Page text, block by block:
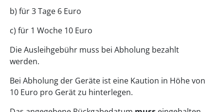
b) für 3 Tage 6 Euro
c) für 1 Woche 10 Euro
Die Ausleihgebühr muss bei Abholung bezahlt
werden.
Bei Abholung der Geräte ist eine Kaution in Höhe von
10 Euro pro Gerät zu hinterlegen.